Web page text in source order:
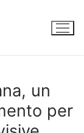
un
per